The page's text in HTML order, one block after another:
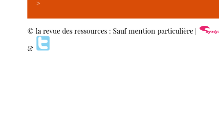
>
© la revue des ressources : Sauf mention particulière |
&